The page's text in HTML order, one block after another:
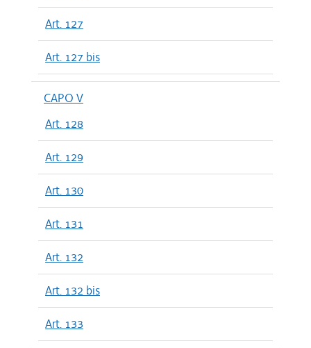
Art. 127
Art. 127 bis
CAPO V
Art. 128
Art. 129
Art. 130
Art. 131
Art. 132
Art. 132 bis
Art. 133